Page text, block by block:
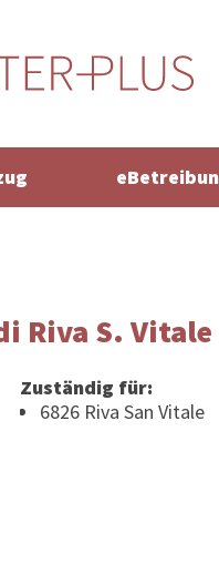
Riva S. Vitale
Zuständig für:
6826 Riva San Vitale